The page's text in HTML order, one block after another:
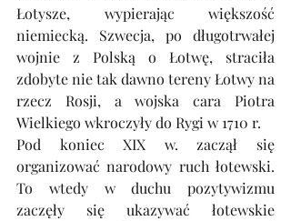
Łotysze, wypierając większość
niemiecką. Szwecja, po długotrwałej
wojnie z Polską o Łotwę, straciła
zdobyte nie tak dawno tereny Łotwy na
rzecz Rosji, a wojska cara Piotra
Wielkiego wkroczyły do Rygi w 1710 r.
Pod koniec XIX w. zaczął się
organizować narodowy ruch łotewski.
To wtedy w duchu pozytywizmu
zaczęły się ukazywać łotewskie